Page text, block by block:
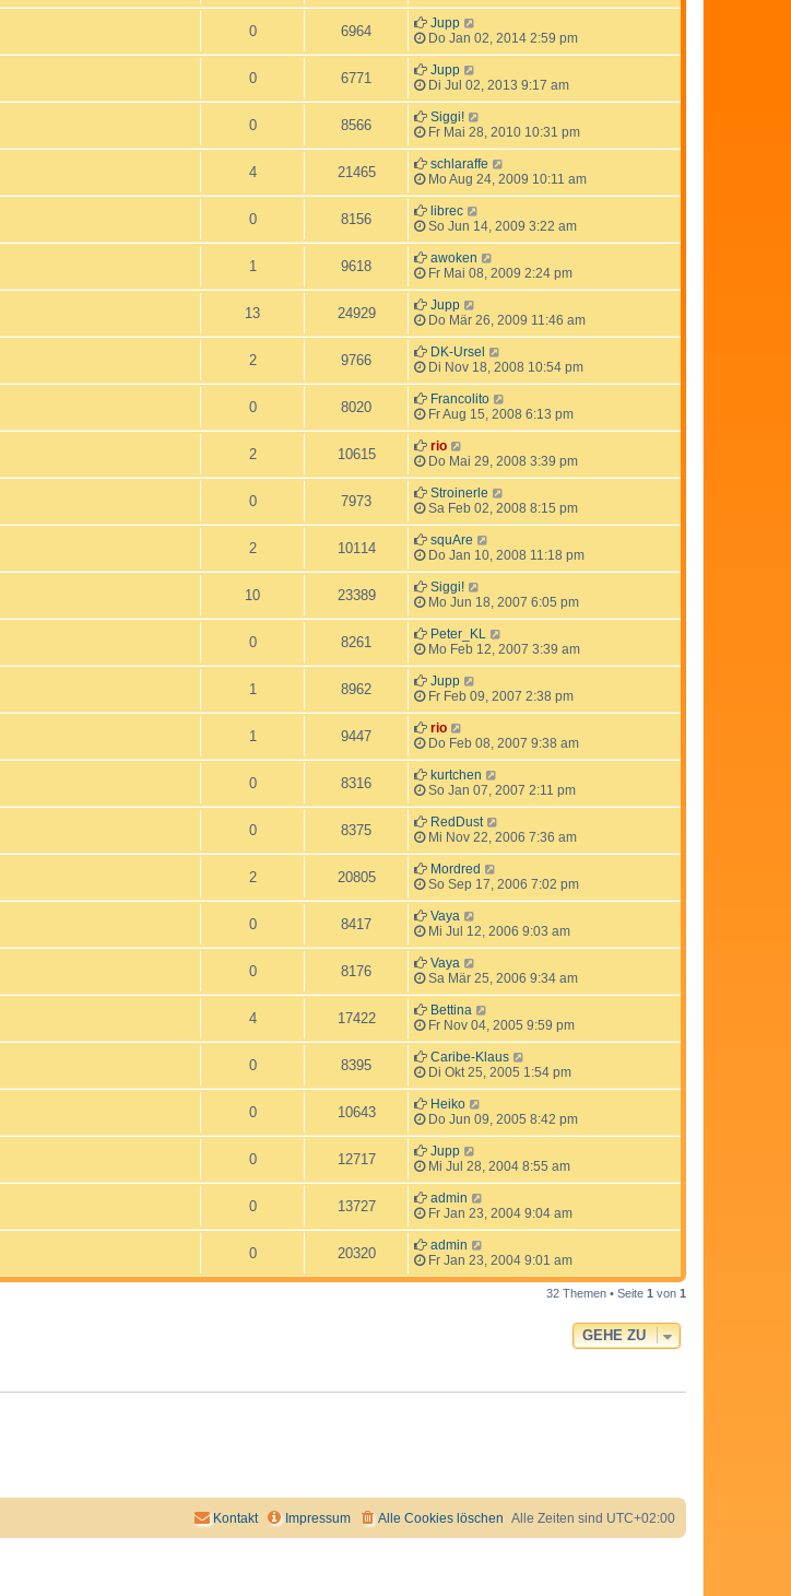
0 6964
Jupp
Do Jan 02, 2014 2:59 pm
0 6771
Jupp
Di Jul 02, 2013 9:17 am
0 8566
Siggi!
Fr Mai 28, 2010 10:31 pm
4 21465
schlaraffe
Mo Aug 24, 2009 10:11 am
0 8156
librec
So Jun 14, 2009 3:22 am
1 9618
awoken
Fr Mai 08, 2009 2:24 pm
13 24929
Jupp
Do Mär 26, 2009 11:46 am
2 9766
DK-Ursel
Di Nov 18, 2008 10:54 pm
0 8020
Francolito
Fr Aug 15, 2008 6:13 pm
2 10615
rio
Do Mai 29, 2008 3:39 pm
0 7973
Stroinerle
Sa Feb 02, 2008 8:15 pm
2 10114
squAre
Do Jan 10, 2008 11:18 pm
10 23389
Siggi!
Mo Jun 18, 2007 6:05 pm
0 8261
Peter_KL
Mo Feb 12, 2007 3:39 am
1 8962
Jupp
Fr Feb 09, 2007 2:38 pm
1 9447
rio
Do Feb 08, 2007 9:38 am
0 8316
kurtchen
So Jan 07, 2007 2:11 pm
0 8375
RedDust
Mi Nov 22, 2006 7:36 am
2 20805
Mordred
So Sep 17, 2006 7:02 pm
0 8417
Vaya
Mi Jul 12, 2006 9:03 am
0 8176
Vaya
Sa Mär 25, 2006 9:34 am
4 17422
Bettina
Fr Nov 04, 2005 9:59 pm
0 8395
Caribe-Klaus
Di Okt 25, 2005 1:54 pm
0 10643
Heiko
Do Jun 09, 2005 8:42 pm
0 12717
Jupp
Mi Jul 28, 2004 8:55 am
0 13727
admin
Fr Jan 23, 2004 9:04 am
0 20320
admin
Fr Jan 23, 2004 9:01 am
32 Themen • Seite 1 von 1
GEHE ZU
Alle Zeiten sind UTC+02:00
Alle Cookies löschen
Impressum
Kontakt